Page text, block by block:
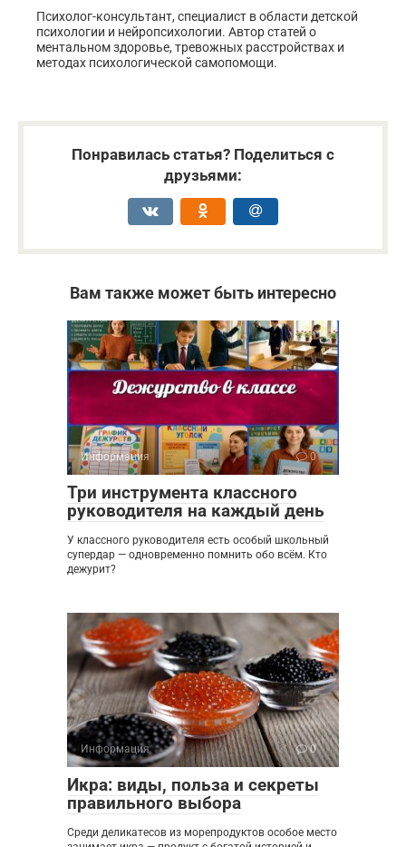
Психолог-консультант, специалист в области детской
психологии и нейропсихологии. Автор статей о
ментальном здоровье, тревожных расстройствах и
методах психологической самопомощи.
Понравилась статья? Поделиться с
друзьями:
Вам также может быть интересно
Информация 0
Три инструмента классного
руководителя на каждый день
У классного руководителя есть особый школьный
супердар — одновременно помнить обо всём. Кто
дежурит?
Информация 0
Икра: виды, польза и секреты
правильного выбора
Среди деликатесов из морепродуктов особое место